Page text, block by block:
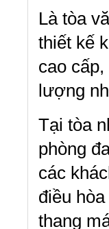
Là tòa
thiết kế
cao
lượng
Tại tòa
phòng
các
điều
thang